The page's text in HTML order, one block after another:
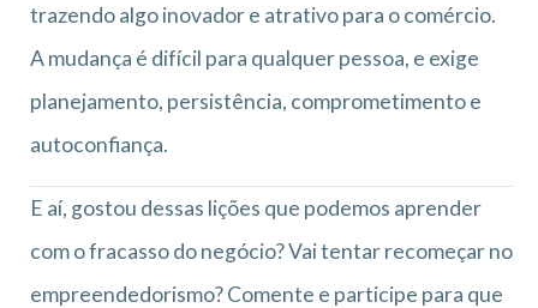
trazendo algo inovador e atrativo para o comércio.
A mudança é difícil para qualquer pessoa, e exige
planejamento, persistência, comprometimento e
autoconfiança.
E aí, gostou dessas lições que podemos aprender
com o fracasso do negócio? Vai tentar recomeçar no
empreendedorismo? Comente e participe para que